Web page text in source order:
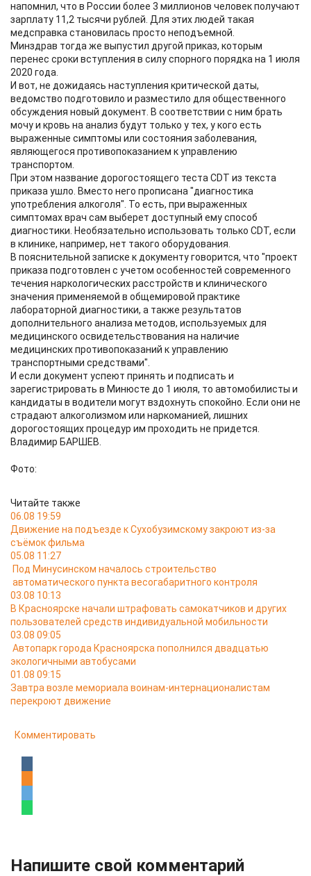
напомнил, что в России более 3 миллионов человек получают
зарплату 11,2 тысячи рублей. Для этих людей такая
медсправка становилась просто неподъемной.
Минздрав тогда же выпустил другой приказ, которым
перенес сроки вступления в силу спорного порядка на 1 июля
2020 года.
И вот, не дожидаясь наступления критической даты,
ведомство подготовило и разместило для общественного
обсуждения новый документ. В соответствии с ним брать
мочу и кровь на анализ будут только у тех, у кого есть
выраженные симптомы или состояния заболевания,
являющегося противопоказанием к управлению
транспортом.
При этом название дорогостоящего теста CDT из текста
приказа ушло. Вместо него прописана "диагностика
употребления алкоголя". То есть, при выраженных
симптомах врач сам выберет доступный ему способ
диагностики. Необязательно использовать только СDT, если
в клинике, например, нет такого оборудования.
В пояснительной записке к документу говорится, что "проект
приказа подготовлен с учетом особенностей современного
течения наркологических расстройств и клинического
значения применяемой в общемировой практике
лабораторной диагностики, а также результатов
дополнительного анализа методов, используемых для
медицинского освидетельствования на наличие
медицинских противопоказаний к управлению
транспортными средствами".
И если документ успеют принять и подписать и
зарегистрировать в Минюсте до 1 июля, то автомобилисты и
кандидаты в водители могут вздохнуть спокойно. Если они не
страдают алкоголизмом или наркоманией, лишних
дорогостоящих процедур им проходить не придется.
Владимир БАРШЕВ.
Фото:
Читайте также
06.08 19:59
Движение на подъезде к Сухобузимскому закроют из-за
съёмок фильма
05.08 11:27
Под Минусинском началось строительство
автоматического пункта весогабаритного контроля
03.08 10:13
В Красноярске начали штрафовать самокатчиков и других
пользователей средств индивидуальной мобильности
03.08 09:05
Автопарк города Красноярска пополнился двадцатью
экологичными автобусами
01.08 09:15
Завтра возле мемориала воинам-интернационалистам
перекроют движение
Комментировать
Напишите свой комментарий